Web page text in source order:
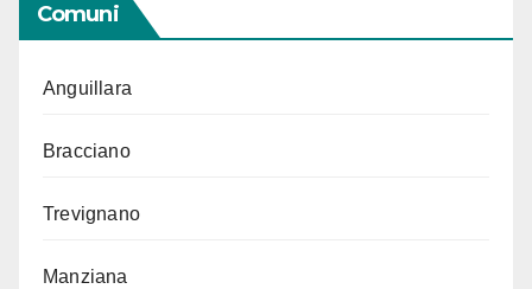
Comuni
Anguillara
Bracciano
Trevignano
Manziana